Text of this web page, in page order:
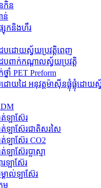
កិន
ន់
សុកនិងហឹរ
បដោយស្វ័យប្រវត្តិពេញ
បពាក់កណ្តាលស្វ័យប្រវត្តិ
ថ្នាំ PET Preform
ដោយដៃ អនុវត្តម៉ាស៊ីនផ្លុំផ្លុំដោយស្
ឡាស៊ែរ
ឡាស៊ែរជាតិសរសៃ
ឡាស៊ែរ CO2
ាស៊ែរប្លាស្មា
រឡាស៊ែរ
ាល់ឡាស៊ែរ
ម